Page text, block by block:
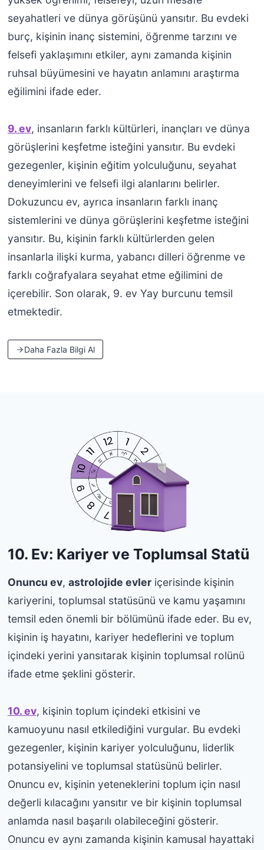
seyahatleri ve dünya görüşünü yansıtır. Bu evdeki
burç, kişinin inanç sistemini, öğrenme tarzını ve
felsefi yaklaşımını etkiler, aynı zamanda kişinin
ruhsal büyümesini ve hayatın anlamını araştırma
eğilimini ifade eder.
9. ev, insanların farklı kültürleri, inançları ve dünya
görüşlerini keşfetme isteğini yansıtır. Bu evdeki
gezegenler, kişinin eğitim yolculuğunu, seyahat
deneyimlerini ve felsefi ilgi alanlarını belirler.
Dokuzuncu ev, ayrıca insanların farklı inanç
sistemlerini ve dünya görüşlerini keşfetme isteğini
yansıtır. Bu, kişinin farklı kültürlerden gelen
insanlarla ilişki kurma, yabancı dilleri öğrenme ve
farklı coğrafyalara seyahat etme eğilimini de
içerebilir. Son olarak, 9. ev Yay burcunu temsil
etmektedir.
Daha Fazla Bilgi Al
10. Ev: Kariyer ve Toplumsal Statü
Onuncu ev, astrolojide evleriçerisinde kişinin
kariyerini, toplumsal statüsünü ve kamu yaşamını
temsil eden önemli bir bölümünü ifade eder. Bu ev,
kişinin iş hayatını, kariyer hedeflerini ve toplum
içindeki yerini yansıtarak kişinin toplumsal rolünü
ifade etme şeklini gösterir.
10. ev, kişinin toplum içindeki etkisini ve
kamuoyunu nasıl etkilediğini vurgular. Bu evdeki
gezegenler, kişinin kariyer yolculuğunu, liderlik
potansiyelini ve toplumsal statüsünü belirler.
Onuncu ev, kişinin yeteneklerini toplum için nasıl
değerli kılacağını yansıtır ve bir kişinin toplumsal
anlamda nasıl başarılı olabileceğini gösterir.
Onuncu ev aynı zamanda kişinin kamusal hayattaki